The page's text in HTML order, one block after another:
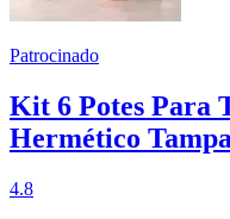
Patrocinado
Kit 6 Potes Para
Hermético
4.8